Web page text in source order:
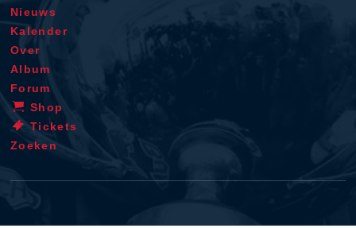
Nieuws
Kalender
Over
Album
Forum
Shop
Tickets
Zoeken